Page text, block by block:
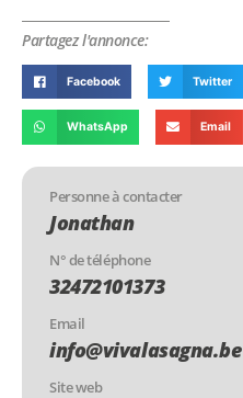
Partagez l'annonce:
Facebook Twitter
WhatsApp Email
Personne à contacter
Jonathan
N° de téléphone
32472101373
Email
info@vivalasagna.be
Site web